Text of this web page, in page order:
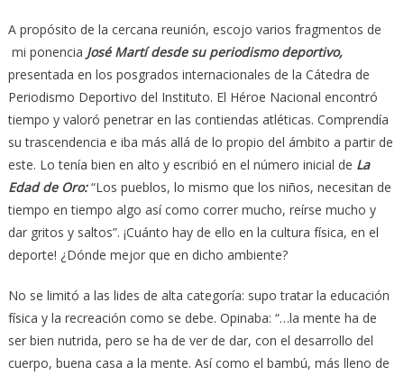
A propósito de la cercana reunión, escojo varios fragmentos de
mi ponencia José Martí desde su periodismo deportivo,
presentada en los posgrados internacionales de la Cátedra de
Periodismo Deportivo del Instituto. El Héroe Nacional encontró
tiempo y valoró penetrar en las contiendas atléticas. Comprendía
su trascendencia e iba más allá de lo propio del ámbito a partir de
este. Lo tenía bien en alto y escribió en el número inicial de La
Edad de Oro:“Los pueblos, lo mismo que los niños, necesitan de
tiempo en tiempo algo así como correr mucho, reírse mucho y
dar gritos y saltos”. ¡Cuánto hay de ello en la cultura física, en el
deporte! ¿Dónde mejor que en dicho ambiente?
No se limitó a las lides de alta categoría: supo tratar la educación
física y la recreación como se debe. Opinaba: “…la mente ha de
ser bien nutrida, pero se ha de ver de dar, con el desarrollo del
cuerpo, buena casa a la mente. Así como el bambú, más lleno de